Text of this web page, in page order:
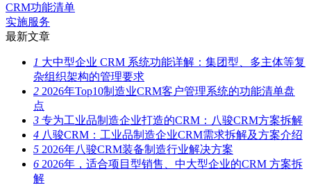
CRM功能清单
实施服务
最新文章
1 大中型企业 CRM 系统功能详解：集团型、多主体等复
杂组织架构的管理要求
2 2026年Top10制造业CRM客户管理系统的功能清单盘
点
3 专为工业品制造企业打造的CRM：八骏CRM方案拆解
4 八骏CRM：工业品制造企业CRM需求拆解及方案介绍
5 2026年八骏CRM装备制造行业解决方案
6 2026年，适合项目型销售、中大型企业的CRM 方案拆
解